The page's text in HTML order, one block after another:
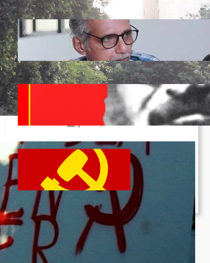
Indien: „Die Politik der Kapitulation“
von K. Murali (Ajith)
Juli 1, 2026
Vorsitzender Gonzalo: Gebt das
Leben für die Partei und die
Revolution!
Juni 19, 2026
Beschluss des ZK der KPP zum Tag
des Heldentums
Juni 19, 2026